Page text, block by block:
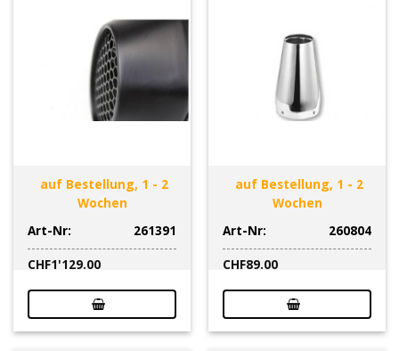
auf Bestellung, 1 - 2
Wochen
Art-Nr:
261391
CHF1'129.00
auf Bestellung, 1 - 2
Wochen
Art-Nr:
260804
CHF89.00